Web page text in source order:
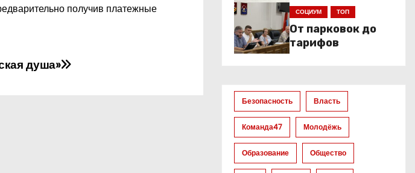
получив платежные
душа»
СОЦИУМ ТОП
От парковок до
тарифов
Безопасность Власть
Команда47 Молодёжь
Образование Общество